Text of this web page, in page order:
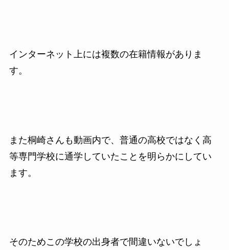
インターネット上には複数の在籍情報がありま
す。
また桐崎さんも動画内で、普通の高校ではなく高
等専門学校に通学していたことを明らかにしてい
ます。
そのためこの学校の出身者で間違いないでしょ